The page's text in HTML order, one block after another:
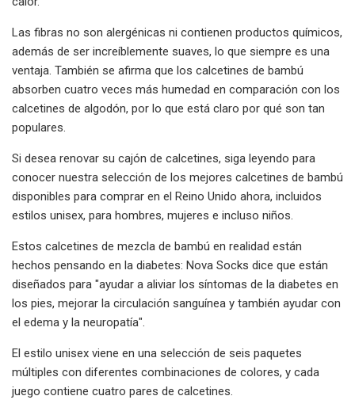
Las fibras no son alergénicas ni contienen productos químicos,
además de ser increíblemente suaves, lo que siempre es una
ventaja. También se afirma que los calcetines de bambú
absorben cuatro veces más humedad en comparación con los
calcetines de algodón, por lo que está claro por qué son tan
populares.
Si desea renovar su cajón de calcetines, siga leyendo para
conocer nuestra selección de los mejores calcetines de bambú
disponibles para comprar en el Reino Unido ahora, incluidos
estilos unisex, para hombres, mujeres e incluso niños.
Estos calcetines de mezcla de bambú en realidad están
hechos pensando en la diabetes: Nova Socks dice que están
diseñados para "ayudar a aliviar los síntomas de la diabetes en
los pies, mejorar la circulación sanguínea y también ayudar con
el edema y la neuropatía".
El estilo unisex viene en una selección de seis paquetes
múltiples con diferentes combinaciones de colores, y cada
juego contiene cuatro pares de calcetines.